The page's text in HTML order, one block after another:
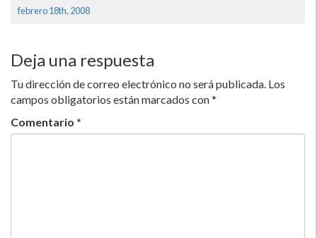
febrero 18th, 2008
Deja una respuesta
Tu dirección de correo electrónico no será publicada. Los
campos obligatorios están marcados con*
Comentario *